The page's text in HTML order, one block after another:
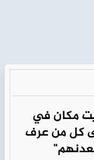
مكان في
كل من عرف